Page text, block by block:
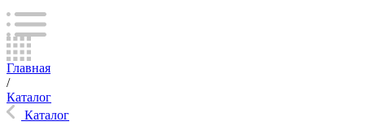
Главная
/
Каталог
Каталог